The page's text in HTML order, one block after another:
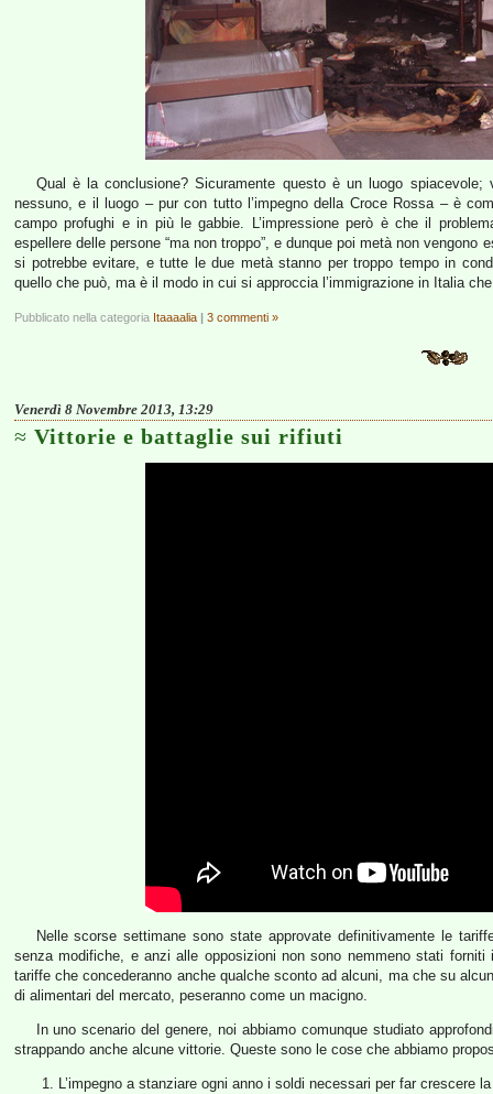
Qual è la conclusione? Sicuramente questo è un luogo
nessuno, e il luogo – pur con tutto l’impegno della Croce Rossa – è
campo profughi e in più le gabbie. L’impressione però è che il
espellere delle persone “ma non troppo”, e dunque poi metà non
si potrebbe evitare, e tutte le due metà stanno per troppo tempo in
quello che può, ma è il modo in cui si approccia l’immigrazione in Italia
Pubblicato nella categoria Itaaaalia | 3 commenti »
Venerdì 8 Novembre 2013, 13:29
Vittorie e battaglie sui rifiuti
Nelle scorse settimane sono state approvate definitivamente le
senza modifiche, e anzi alle opposizioni non sono nemmeno stati
tariffe che concederanno anche qualche sconto ad alcuni, ma che su
di alimentari del mercato, peseranno come un macigno.
In uno scenario del genere, noi abbiamo comunque studiato
strappando anche alcune vittorie. Queste sono le cose che abbiamo
L’impegno a stanziare ogni anno i soldi necessari per far crescere